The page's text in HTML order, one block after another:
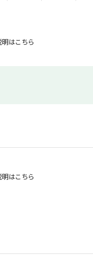
明はこちら
明はこちら